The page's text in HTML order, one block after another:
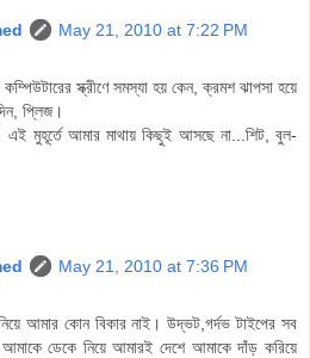
May 21, 2010 at 7:22 PM
স্ক্রীণে সমস্যা হয় কেন, ক্রমশ ঝাপসা হয়ে
প্লিজ।
মুহূর্তে আমার মাথায় কিছুই আসছে না...শিট, বুল-
May 21, 2010 at 7:36 PM
আমার কোন বিকার নাই। উদ্ভট,গর্দভ টাইপের সব
ডেকে নিয়ে আমারই দেশে আমাকে দাঁড় করিয়ে